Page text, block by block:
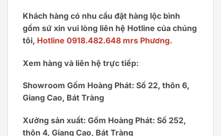
Khách hàng có nhu cầu đặt hàng lộc bình
gốm sứ xin vui lòng liên hệ Hotline của chúng
tôi, Hotline 0918.482.648 mrs Phương.
Xem hàng và liên hệ trực tiếp:
Showroom Gốm Hoàng Phát: Số 22, thôn 6,
Giang Cao, Bát Tràng
Xưởng sản xuất: Gốm Hoàng Phát: Số 252,
thôn 4, Giang Cao, Bát Tràng